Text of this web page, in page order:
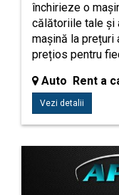
închirieze o
călătoriile tale și
mașină la prețuri
prețios pentru
Auto Rent a
Vezi detalii